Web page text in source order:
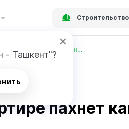
- Ташкент"? Почему в квартире пахнет канализацией — причины и решения
пахнет